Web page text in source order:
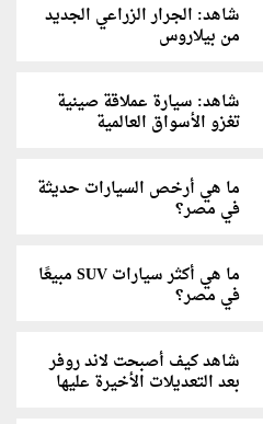
شاهد: الجرار الزراعي الجديد
من بيلاروس
شاهد: سيارة عملاقة صينية
تغزو الأسواق العالمية
ما هي أرخص السيارات حديثة
في مصر؟
ما هي أكثر سيارات SUV مبيعًا
في مصر؟
شاهد كيف أصبحت لاند روفر
بعد التعديلات الأخيرة عليها